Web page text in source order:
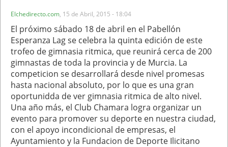
Elchedirecto.com, 15 de Abril, 2015 - 18:04
El próximo sábado 18 de abril en el Pabellón
Esperanza Lag se celebra la quinta edición de este
trofeo de gimnasia ritmica, que reunirá cerca de 200
gimnastas de toda la provincia y de Murcia. La
competicion se desarrollará desde nivel promesas
hasta nacional absoluto, por lo que es una gran
oportunidda de ver gimnasia ritmica de alto nivel.
Una año más, el Club Chamara logra organizar un
evento para promover su deporte en nuestra ciudad,
con el apoyo incondicional de empresas, el
Ayuntamiento y la Fundacion de Deporte Ilicitano